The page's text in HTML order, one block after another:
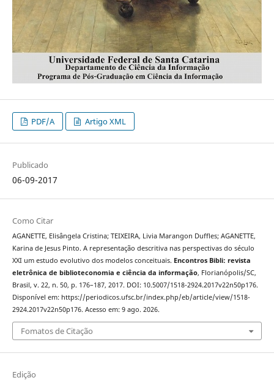
PDF/A Artigo XML
Publicado
06-09-2017
Como Citar
AGANETTE, Elisângela Cristina; TEIXEIRA, Livia Marangon Duffles; AGANETTE,
Karina de Jesus Pinto. A representação descritiva nas perspectivas do século
XXI um estudo evolutivo dos modelos conceituais. Encontros Bibli: revista
eletrônica de biblioteconomia e ciência da informação, Florianópolis/SC,
Brasil, v. 22, n. 50, p. 176–187, 2017. DOI: 10.5007/1518-2924.2017v22n50p176.
Disponível em: https://periodicos.ufsc.br/index.php/eb/article/view/1518-
2924.2017v22n50p176. Acesso em: 9 ago. 2026.
Fomatos de Citação
Edição